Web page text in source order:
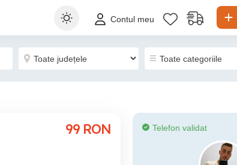
Contul meu
99 RON Telefon validat